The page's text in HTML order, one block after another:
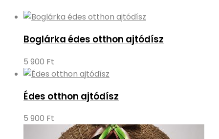
Boglárka édes otthon ajtódísz
5 900 Ft
Édes otthon ajtódísz
5 900 Ft